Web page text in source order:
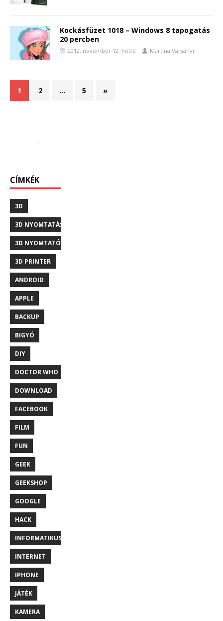
Kockásfüzet 1018 – Windows 8 tapogatás
20 percben
2012. november 12. hétfő Martina Varsányi
1 2 … 5 »
CÍMKÉK
3D
3D NYOMTATÁS
3D NYOMTATÓ
3D PRINTER
ANDROID
APPLE
BACKUP
BIGYÓ
DIY
DOCTOR WHO
DOWNLOAD
FACEBOOK
FILM
FUN
GEEK
GEEKSHOP
GOOGLE
HACK
INFORMATIKUS
INTERNET
IPHONE
JÁTÉK
KAMERA